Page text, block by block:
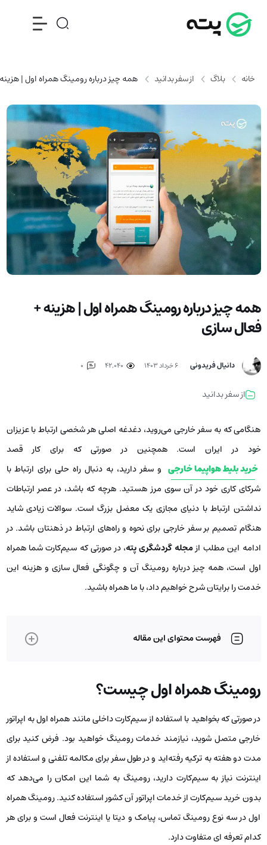
خانه بلاگ از سفر بدانید همه چیز درباره رومینگ همراه اول |
همه چیز درباره رومینگ همراه اول | هزینه +
فعال سازی
دانیال فریدونی ۶ خرداد ۱۴۰۳
از سفر بدانید
هنگامی که به سفر خارجی می‌روید، دغدغه اصلی هر شخصی ارتباط با عزیزان
خود در ایران است. همچنین در صورتی که برای کار قصد
خرید بلیط هواپیما خارجی و سفر دارید، به دنبال راه حلی برای ارتباط با
شرکای کاری خود در آن سوی مرز هستید. هرچه که باشد، در عصر ارتباطات
نداشتن ارتباط با دنیای مجازی یک معضل بزرگ است. سوالات زیادی شاید
هنگام تصمیم بر سفر خارجی برای نحوه و راه‌های ارتباط در ذهنتان باشد. در
ادامه این مطلب ازمجله گردشگری پته، در صورتی که سیم‌کارت شما همراه
اول است، همه چیز درباره رومینگ آن و چگونگی فعال سازی و هزینه این
خدمت را برایتان شرح خواهیم داد، با ما همراه باشید.
فهرست محتوای این مقاله
رومینگ همراه اول چیست؟
در صورتی که بخواهید با استفاده از سیم‌کارت داخلی مانند همراه اول به اپراتور
خارجی متصل شوید، نیازمند خدمات رومینگ خواهید بود. فرض کنید برای
مدت دو هفته به ترکیه رفته‌اید و در طول سفر برای مکالمه تلفنی و استفاده از
اینترنت نیاز به سیم‌کارت دارید، رومینگ به شما این امکان را می‌دهد که
بدون خرید سیم‌کارت از خدمات اپراتور آن کشور استفاده کنید. رومینگ همراه
اول در سه نوع رومینگ تماس، پیامک و دیتا یا اینترنت فعال است و برای هر
کدام تعرفه ای متفاوت دارد.